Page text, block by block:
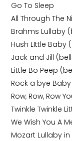
Go To Sleep
All Through The
Brahms Lullaby
Hush LIttle Baby
Jack and Jill
Little Bo Peep
Rock a bye
Row, Row, Row
Twinkle Twinkle
We Wish You A
Mozart Lullaby